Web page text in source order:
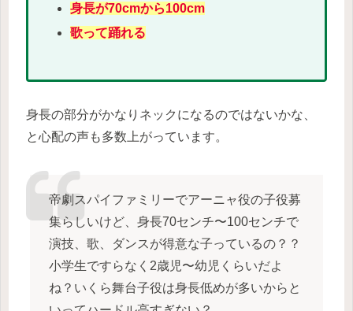
身長が70cmから100cm
歌って踊れる
身長の部分がかなりネックになるのではないかな、
と心配の声も多数上がっています。
帝劇スパイファミリーでアーニャ役の子役募
集らしいけど、身長70センチ〜100センチで
演技、歌、ダンスが得意な子っているの？？
小学生ですらなく2歳児〜幼児くらいだよ
ね？いくら舞台子役は身長低めが多いからと